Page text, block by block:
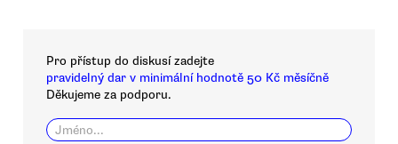
Pro přístup do diskusí zadejte
pravidelný dar v minimální hodnotě 50 Kč měsíčně
Děkujeme za podporu.